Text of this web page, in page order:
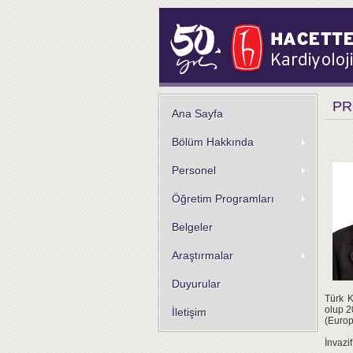
Ana Sayfa
Bölüm Hakkında
Personel
Öğretim Programları
Belgeler
Araştırmalar
Duyurular
İletişim
Türk
olup